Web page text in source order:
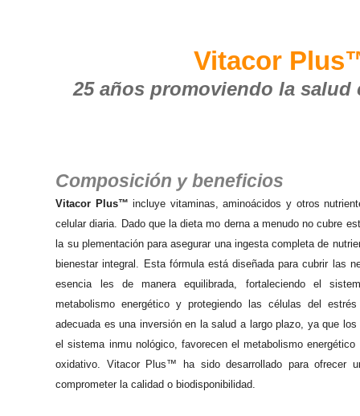
Vitacor
25 años promoviendo la salud
Composición y beneficios
Vitacor Plus™ incluye vitaminas, aminoácidos y otros
celular diaria. Dado que la dieta mo derna a menudo no cubre
la su plementación para asegurar una ingesta completa de
bienestar integral. Esta fórmula está diseñada para cubrir las
esencia les de manera equilibrada, fortaleciendo el
metabolismo energético y protegiendo las células del
adecuada es una inversión en la salud a largo plazo, ya que
el sistema inmu nológico, favorecen el metabolismo
oxidativo. Vitacor Plus™ ha sido desarrollado para ofrecer
comprometer la calidad o biodisponibilidad.